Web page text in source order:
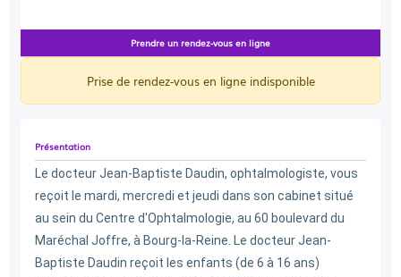
Présentation
Le docteur Jean-Baptiste Daudin, ophtalmologiste, vous
reçoit le mardi, mercredi et jeudi dans son cabinet situé
au sein du Centre d'Ophtalmologie, au 60 boulevard du
Maréchal Joffre, à Bourg-la-Reine. Le docteur Jean-
Baptiste Daudin reçoit les enfants (de 6 à 16 ans)
Prendre un rendez-vous en ligne
Prise de rendez-vous en ligne indisponible